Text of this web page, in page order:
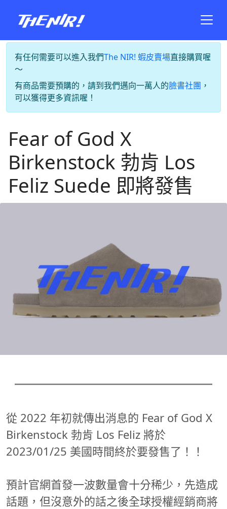
有任何需要可以進入我們The NIR! 蝦皮賣場直接購買喔
～
有商品需要預購的，請到我們邁向一萬人的臉書社團 ，
可以獲得更多資訊喔！
Fear of God X
Birkenstock 勃肯 Los
Feliz Suede 即將發售
從 2022 年初就傳出消息的 Fear of God X
Birkenstock 勃肯 Los Feliz 將於
2023/01/25 美國時間終於要發售了！！
預計官網首發一波數量會十分稀少，先造成
話題，但沒意外的話之後全球授權經銷商將